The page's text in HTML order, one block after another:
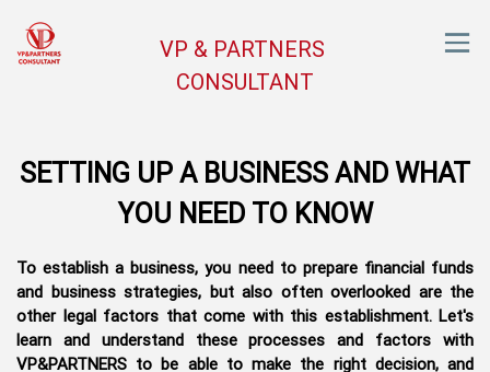
VP & PARTNERS
CONSULTANT
SETTING UP A BUSINESS AND WHAT
YOU NEED TO KNOW
To establish a business, you need to prepare financial funds
and business strategies, but also often overlooked are the
other legal factors that come with this establishment. Let's
learn and understand these processes and factors with
VP&PARTNERS to be able to make the right decision, and